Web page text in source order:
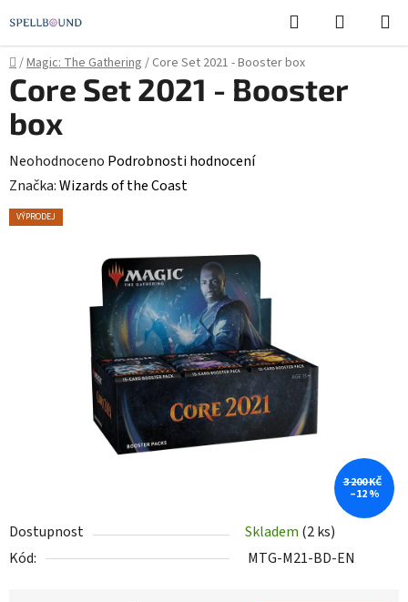
na
obsah
Hledat
KOŠÍK
Domů
/Magic: The Gathering / Core Set 2021 - Booster box
Dostupnost Skladem (2 ks)
Kód:
MTG-M21-BD-EN
Core Set 2021 - Booster
box
Průměrné
hodnocení
produktu
Neohodnoceno Podrobnosti hodnocení
Značka:Wizards of the Coast
VÝPRODEJ
3 200 KČ
–12 %